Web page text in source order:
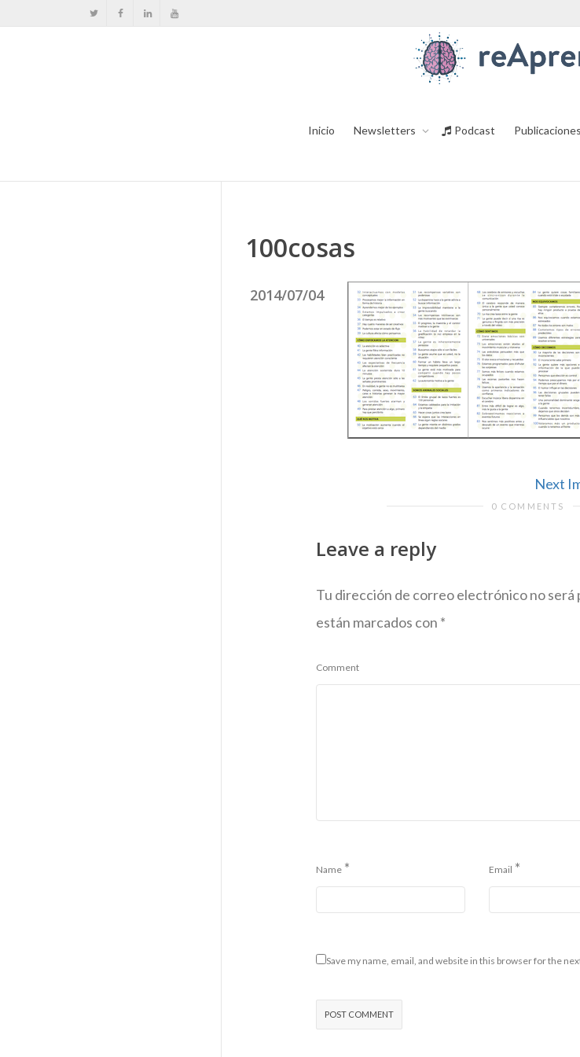
Inicio Newsletters Podcast Publicaciones
100cosas
2014/07/04
Next
0 COMMENTS
Leave a reply
Tu dirección de correo electrónico no será
están marcados con *
Comment
Name * Email *
Save my name, email, and website in this browser for the